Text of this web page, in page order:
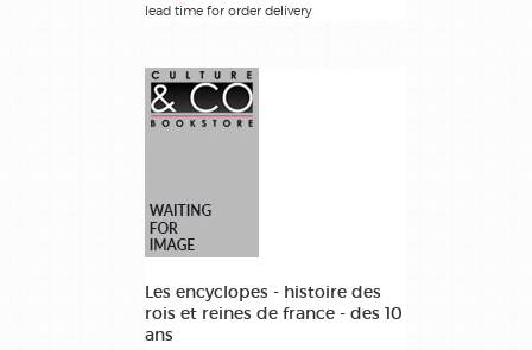
lead time for order delivery
Les encyclopes - histoire des
rois et reines de france - des 10
ans